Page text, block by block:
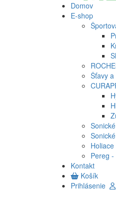
Domov
E-shop
Šťavy
Pereg -
Kontakt
Košík
Prihlásenie